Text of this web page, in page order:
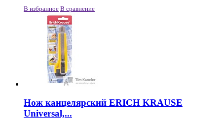
В избранное В сравнение
Нож канцелярский ERICH KRAUSE
Universal,...